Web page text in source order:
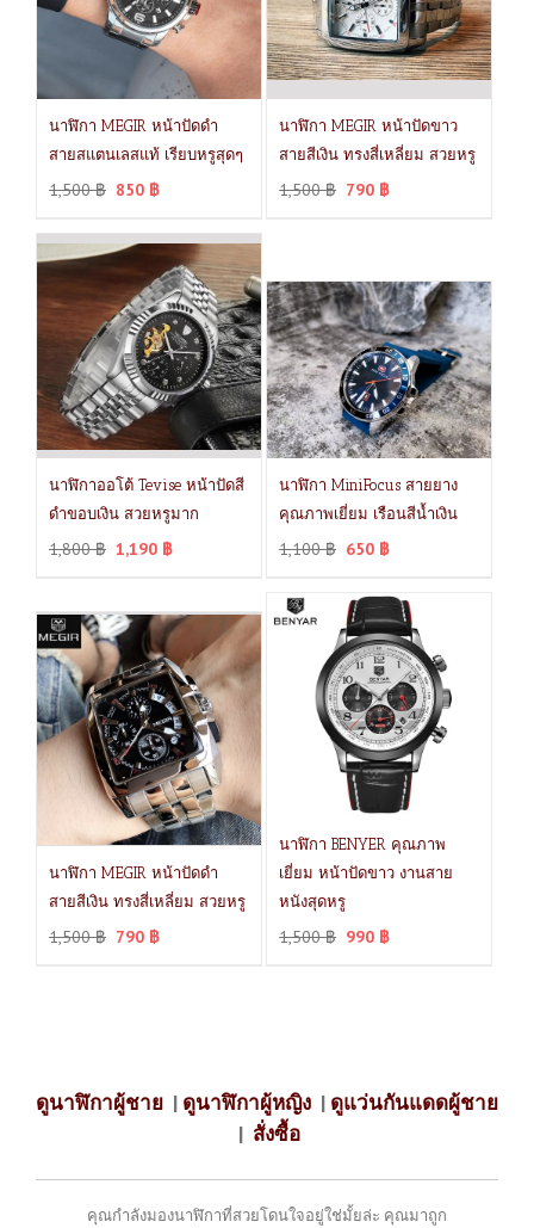
นาฬิกา MEGIR หน้าปัดดำ
สายสแตนเลสแท้ เรียบหรูสุดๆ
1,500฿ 850 ฿
นาฬิกา MEGIR หน้าปัดขาว
สายสีเงิน ทรงสี่เหลี่ยม สวยหรู
1,500฿ 790 ฿
นาฬิกาออโต้ Tevise หน้าปัดสี
ดำขอบเงิน สวยหรูมาก
1,800฿ 1,190 ฿
นาฬิกา MiniFocus สายยาง
คุณภาพเยี่ยม เรือนสีน้ำเงิน
1,100฿ 650 ฿
นาฬิกา MEGIR หน้าปัดดำ
สายสีเงิน ทรงสี่เหลี่ยม สวยหรู
1,500฿ 790 ฿
นาฬิกา BENYER คุณภาพ
เยี่ยม หน้าปัดขาว งานสาย
หนังสุดหรู
1,500฿ 990 ฿
ดูนาฬิกาผู้ชาย | ดูนาฬิกาผู้หญิง | ดูแว่นกันแดดผู้ชาย
| สั่งซื้อ
คุณกำลังมองนาฬิกาที่สวยโดนใจอยู่ใช่มั้ยล่ะ คุณมาถูก